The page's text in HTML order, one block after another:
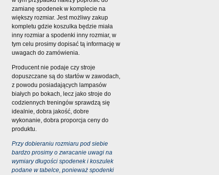
zamianę spodenek w komplecie na
większy rozmiar. Jest możliwy zakup
kompletu gdzie koszulka będzie miała
inny rozmiar a spodenki inny rozmiar, w
tym celu prosimy dopisać tą informację w
uwagach do zamówienia.
Producent nie podaje czy stroje
dopuszczane są do startów w zawodach,
z powodu posiadających lampasów
białych po bokach, lecz jako stroje do
codziennych treningów sprawdzą się
idealnie, dobra jakość, dobre
wykonanie, dobra proporcja ceny do
produktu.
Przy dobieraniu rozmiaru pod siebie
bardzo prosimy o zwracanie uwagi na
wymiary długości spodenek i koszulek
podane w tabelce, ponieważ spodenki